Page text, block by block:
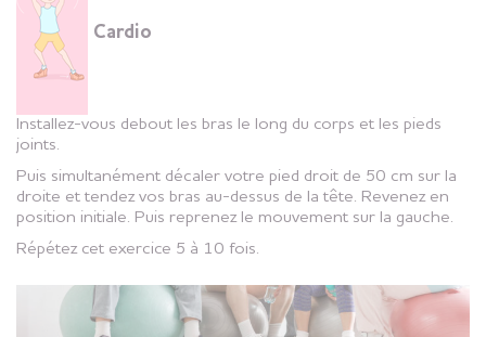
Cardio
Installez-vous debout les bras le long du corps et les pieds
joints.
Puis simultanément décaler votre pied droit de 50 cm sur la
droite et tendez vos bras au-dessus de la tête. Revenez en
position initiale. Puis reprenez le mouvement sur la gauche.
Répétez cet exercice 5 à 10 fois.